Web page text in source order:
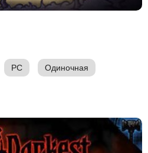
PC Одиночная